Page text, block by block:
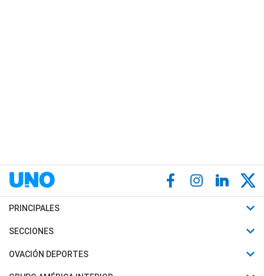
PRINCIPALES
Últimas Noticias
Política
SECCIONES
Horóscopo
Motores
OVACIÓN DEPORTES